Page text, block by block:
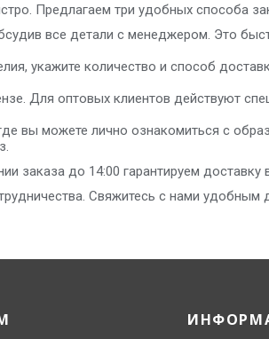
Предлагаем три удобных способа
все детали с менеджером. Это
укажите количество и способ
Для оптовых клиентов действуют
вы можете лично ознакомиться с
заказа до 14:00 гарантируем доставку
Свяжитесь с нами удобным